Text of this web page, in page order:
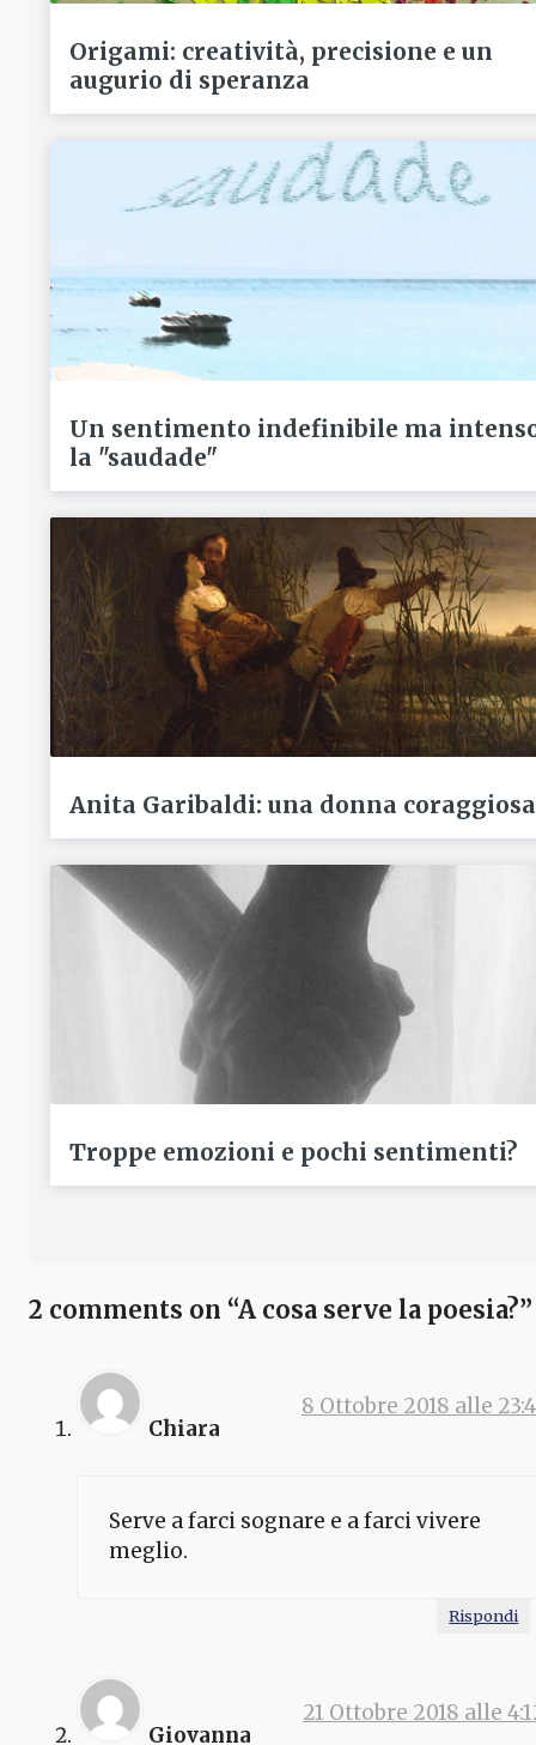
Origami: creatività, precisione e un
augurio di speranza
Un sentimento indefinibile ma
la "saudade"
Anita Garibaldi: una donna coraggiosa
Troppe emozioni e pochi sentimenti?
2 comments on “A cosa serve la poesia?”
Chiara
8 Ottobre 2018 alle
Serve a farci sognare e a farci vivere
meglio.
Rispondi
Giovanna
21 Ottobre 2018 alle